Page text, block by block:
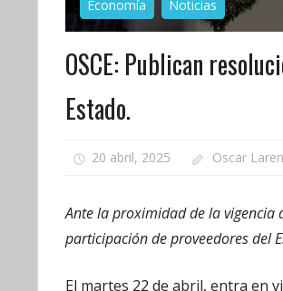
Economía Noticias
OSCE: Publican
Estado.
20 abril, 2025 Oscar
Ante la proximidad de la vigencia
participación de proveedores del
El martes 22 de abril, entra en